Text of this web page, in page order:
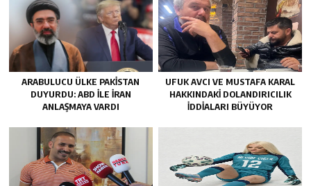
ARABULUCU ÜLKE PAKISTAN
DUYURDU: ABD ILE İRAN
ANLAŞMAYA VARDI
UFUK AVCI VE MUSTAFA KARAL
HAKKINDAKI DOLANDIRICILIK
İDDIALARI BÜYÜYOR